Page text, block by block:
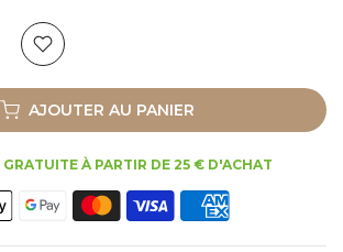
AJOUTER AU PANIER
À PARTIR DE 25 € D'ACHAT